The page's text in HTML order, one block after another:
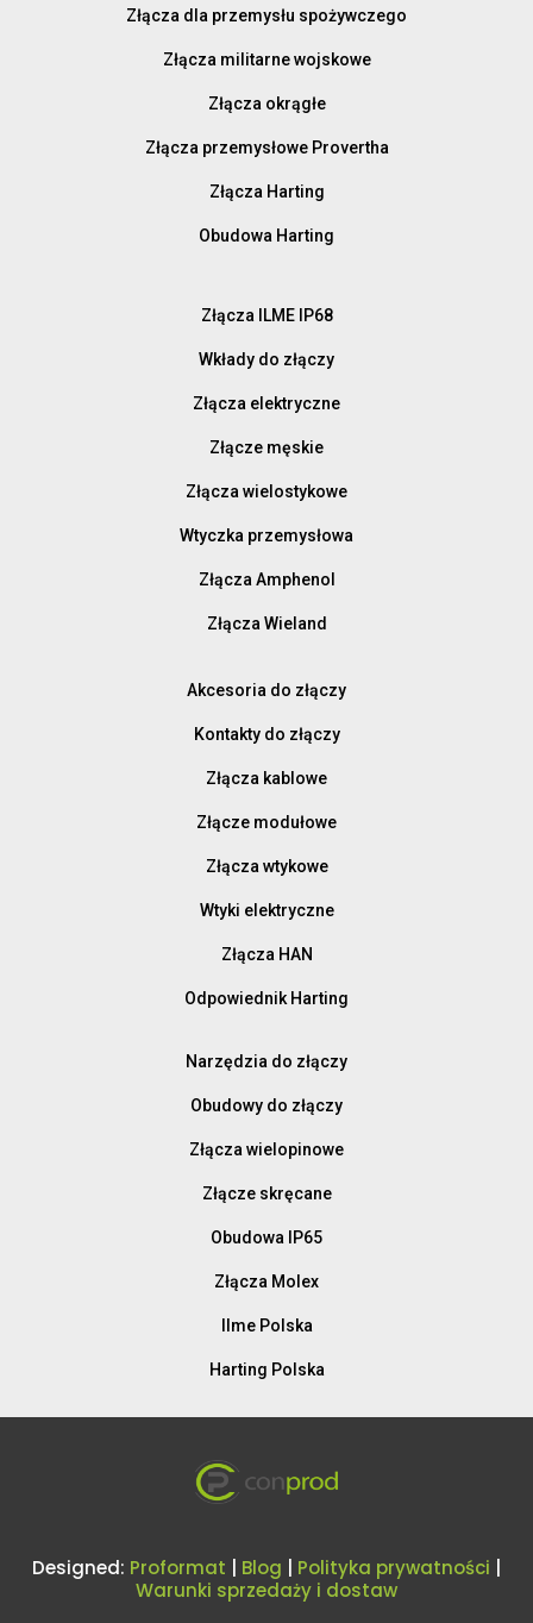
Złącza dla przemysłu spożywczego
Złącza militarne wojskowe
Złącza okrągłe
Złącza przemysłowe Provertha
Złącza Harting
Obudowa Harting
Złącza ILME IP68
Wkłady do złączy
Złącza elektryczne
Złącze męskie
Złącza wielostykowe
Wtyczka przemysłowa
Złącza Amphenol
Złącza Wieland
Akcesoria do złączy
Kontakty do złączy
Złącza kablowe
Złącze modułowe
Złącza wtykowe
Wtyki elektryczne
Złącza HAN
Odpowiednik Harting
Narzędzia do złączy
Obudowy do złączy
Złącza wielopinowe
Złącze skręcane
Obudowa IP65
Złącza Molex
Ilme Polska
Harting Polska
Designed: Proformat Blog Polityka prywatności
Warunki sprzedaży i dostaw